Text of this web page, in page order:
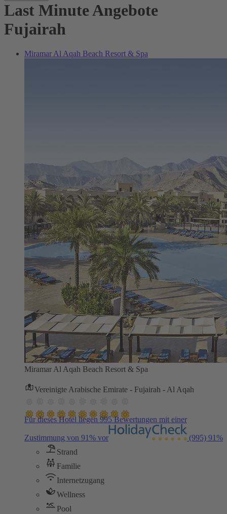
Last Minute Angebote
Fujairah
Miramar Al Aqah Beach Resort & Spa
Miramar Al Aqah Beach Resort & Spa
Vereinigte Arabische Emirate - Fujairah - Al Aqah
Für dieses Hotel liegen 995 Bewertungen mit einer
Zustimmung von 91% vor (995) 91%
Strand
Familie
Internetzugang
Wellness
Pool